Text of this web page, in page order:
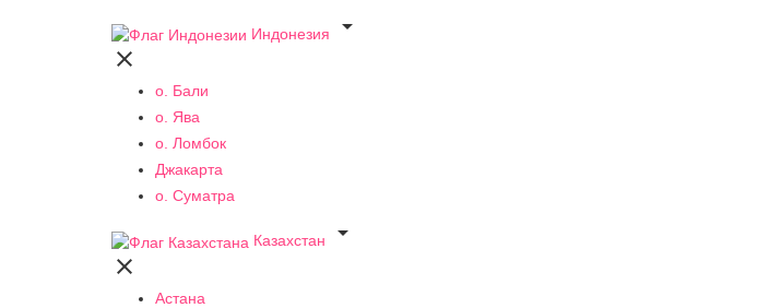
Индонезия


о. Бали
о. Ява
о. Ломбок
Джакарта
о. Суматра
Казахстан


Астана